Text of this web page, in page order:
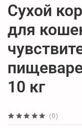
(0)
Сухой
для
10 кг